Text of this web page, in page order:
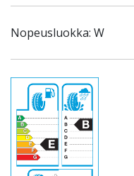
Nopeusluokka: W